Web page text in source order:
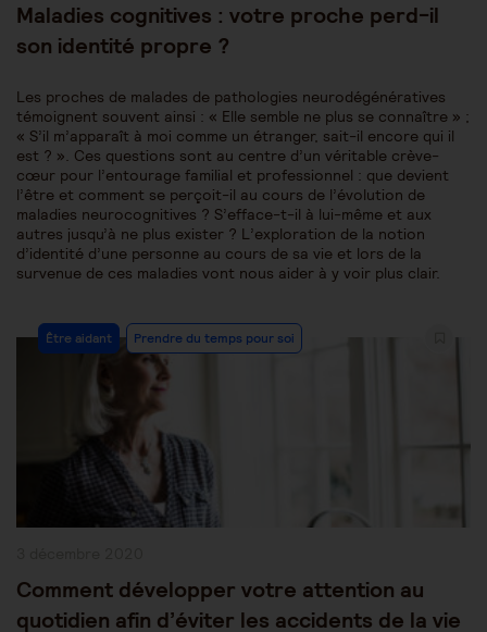
Maladies cognitives : votre proche perd-il
son identité propre ?
Les proches de malades de pathologies neurodégénératives
témoignent souvent ainsi : « Elle semble ne plus se connaître » ;
« S’il m’apparaît à moi comme un étranger, sait-il encore qui il
est ? ». Ces questions sont au centre d’un véritable crève-
cœur pour l’entourage familial et professionnel : que devient
l’être et comment se perçoit-il au cours de l’évolution de
maladies neurocognitives ? S’efface-t-il à lui-même et aux
autres jusqu’à ne plus exister ? L’exploration de la notion
d’identité d’une personne au cours de sa vie et lors de la
survenue de ces maladies vont nous aider à y voir plus clair.
Post
Category:
Être aidant Prendre du temps pour soi
Comment développer votre attention au
quotidien afin d’éviter les accidents de la vie